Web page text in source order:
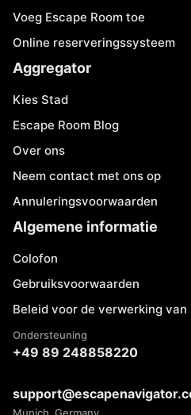
Voeg Escape Room toe
Online reserveringssysteem
Aggregator
Kies Stad
Escape Room Blog
Over ons
Neem contact met ons op
Annuleringsvoorwaarden
Algemene informatie
Colofon
Gebruiksvoorwaarden
Beleid voor de verwerking
Ondersteuning
+49 89 248858220